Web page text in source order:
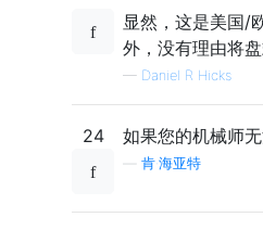
显然，这是美国/
外，没有理由将
— Daniel R Hicks
24 如果您的机械师
肯·海亚特